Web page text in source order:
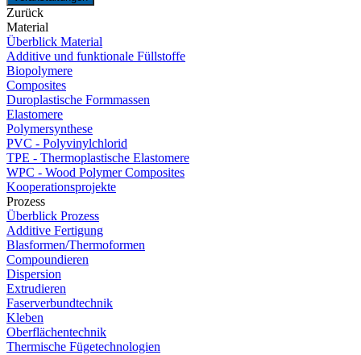
Zurück
Material
Überblick Material
Additive und funktionale Füllstoffe
Biopolymere
Composites
Duroplastische Formmassen
Elastomere
Polymersynthese
PVC - Polyvinylchlorid
TPE - Thermoplastische Elastomere
WPC - Wood Polymer Composites
Kooperationsprojekte
Prozess
Überblick Prozess
Additive Fertigung
Blasformen/Thermoformen
Compoundieren
Dispersion
Extrudieren
Faserverbundtechnik
Kleben
Oberflächentechnik
Thermische Fügetechnologien